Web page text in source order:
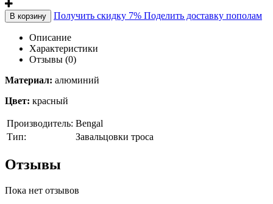
В корзину Получить скидку 7% Поделить доставку пополам
Описание
Характеристики
Отзывы (0)
Материал: алюминий
Цвет: красный
Производитель: Bengal
Тип:
Завальцовки троса
Отзывы
Пока нет отзывов